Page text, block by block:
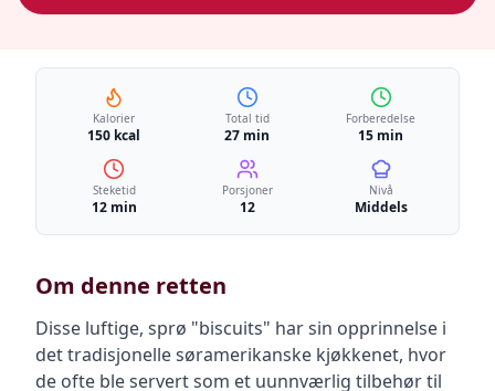
Kalorier
150 kcal
Total tid
27 min
Forberedelse
15 min
Steketid
12 min
Porsjoner
12
Nivå
Middels
Om denne retten
Disse luftige, sprø "biscuits" har sin opprinnelse i
det tradisjonelle søramerikanske kjøkkenet, hvor
de ofte ble servert som et uunnværlig tilbehør til